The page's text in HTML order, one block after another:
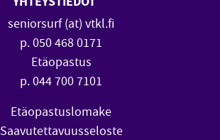
seniorsurf (at) vtkl.fi
p. 050 468 0171
Etäopastus
p. 044 700 7101
Etäopastuslomake
Saavutettavuusseloste